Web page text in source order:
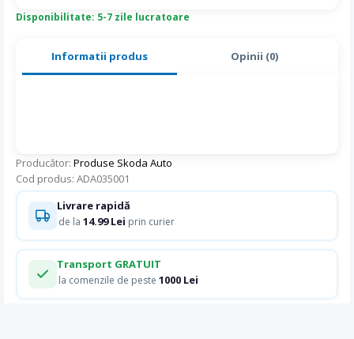
Informatii produs Opinii (0)
Producător: Produse Skoda Auto
Cod produs: ADA035001
Disponibilitate: 5-7 zile lucratoare
Livrare rapidă
de la 14.99 Lei prin curier
Transport GRATUIT
la comenzile de peste 1000 Lei